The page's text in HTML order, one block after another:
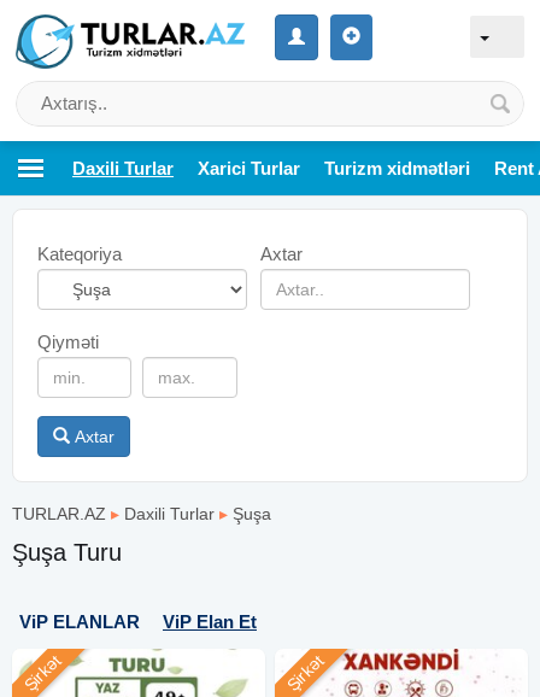
Daxili Turlar Xarici Turlar Turizm xidmətləri Rent
Kateqoriya Axtar
Qiyməti
Axtar
TURLAR.AZ ▸ Daxili Turlar ▸ Şuşa
Şuşa Turu
ViP ELANLAR ViP Elan Et
Şirkət Şirkət